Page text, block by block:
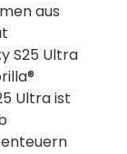
aus
S25 Ultra
Ultra ist